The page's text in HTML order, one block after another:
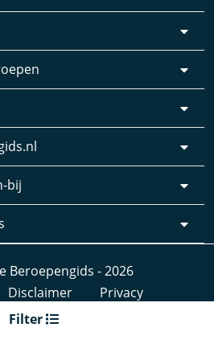
Filter
bij
Beroepengids - 2026
Disclaimer
Privacy
realisatie: